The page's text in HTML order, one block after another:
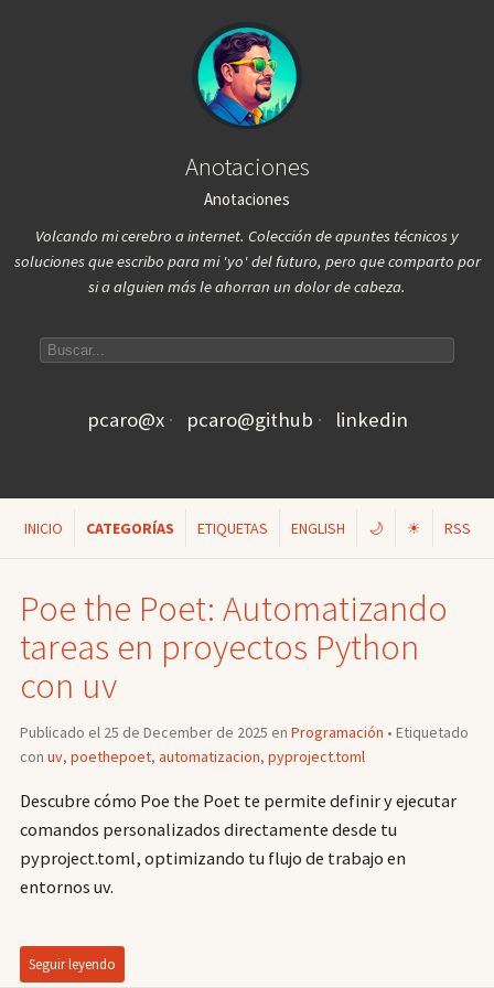
Anotaciones
Anotaciones
Volcando mi cerebro a internet. Colección de apuntes técnicos y
soluciones que escribo para mi 'yo' del futuro, pero que comparto por
si a alguien más le ahorran un dolor de cabeza.
pcaro@x pcaro@github linkedin
INICIO CATEGORÍAS ETIQUETAS ENGLISH 🌙 ☀ RSS
Poe the Poet: Automatizando
tareas en proyectos Python
con uv
Publicado el 25 de December de 2025 en Programación • Etiquetado
con uv, poethepoet, automatizacion, pyproject.toml
Descubre cómo Poe the Poet te permite definir y ejecutar
comandos personalizados directamente desde tu
pyproject.toml, optimizando tu flujo de trabajo en
entornos uv.
Seguir leyendo